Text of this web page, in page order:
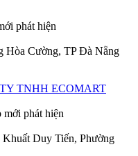
phát hiện
Hòa Cường, TP Đà Nẵng
TNHH ECOMART
mới phát hiện
Khuất Duy Tiến, Phường